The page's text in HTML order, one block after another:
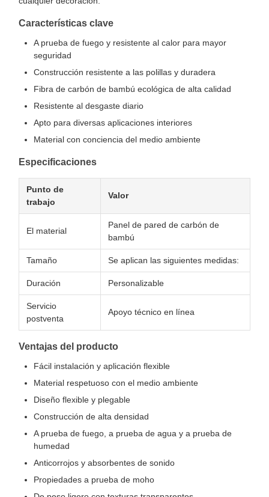
Características clave
A prueba de fuego y resistente al calor para mayor
seguridad
Construcción resistente a las polillas y duradera
Fibra de carbón de bambú ecológica de alta calidad
Resistente al desgaste diario
Apto para diversas aplicaciones interiores
Material con conciencia del medio ambiente
Especificaciones
Punto de
trabajo
Valor
El material
Panel de pared de carbón de
bambú
Tamaño Se aplican las siguientes medidas:
Duración Personalizable
Servicio
postventa
Apoyo técnico en línea
Ventajas del producto
Fácil instalación y aplicación flexible
Material respetuoso con el medio ambiente
Diseño flexible y plegable
Construcción de alta densidad
A prueba de fuego, a prueba de agua y a prueba de
humedad
Anticorrojos y absorbentes de sonido
Propiedades a prueba de moho